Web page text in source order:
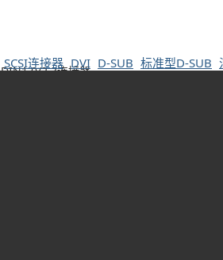
DIN1.0/2.3连接器
SCSI连接器 DVI D-SUB 标准型D-SUB